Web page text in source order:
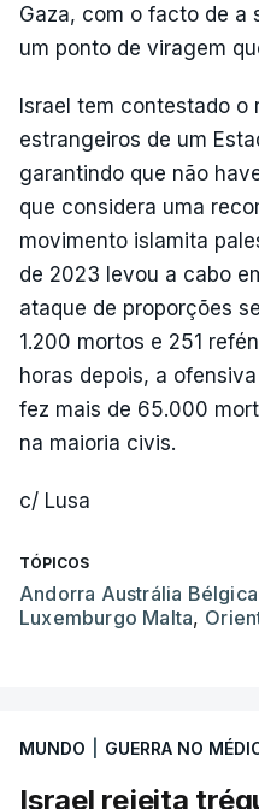
Gaza, com o facto de a
um ponto de viragem
Israel tem contestado o
estrangeiros de um
garantindo que não
que considera uma
movimento islamita
de 2023 levou a cabo
ataque de proporções
1.200 mortos e 251
horas depois, a
fez mais de 65.000
na maioria civis.
c/ Lusa
TÓPICOS
Andorra Austrália
Luxemburgo Malta,
MUNDO GUERRA NO
Israel rejeita